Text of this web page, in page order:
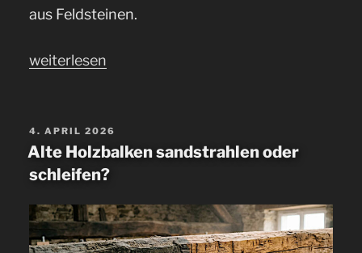
aus Feldsteinen.
„Die
Feldsteinen“
weiterlesen
VERÖFFENTLICHT
AM
4. APRIL 2026
Alte Holzbalken sandstrahlen oder
schleifen?